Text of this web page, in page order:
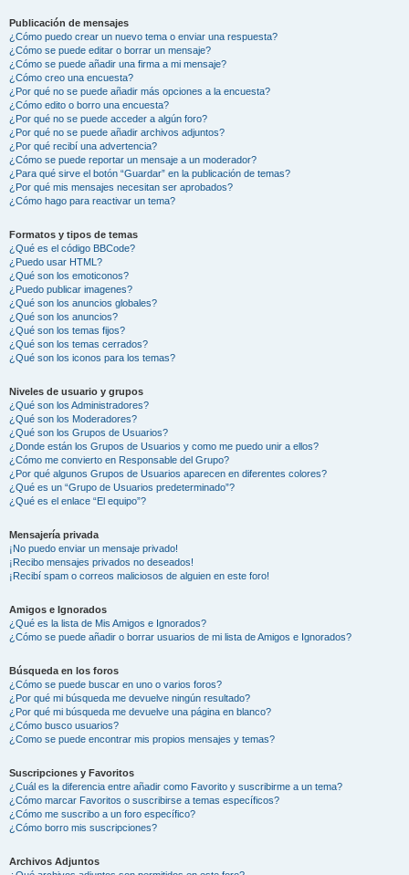
Publicación de mensajes
¿Cómo puedo crear un nuevo tema o enviar una respuesta?
¿Cómo se puede editar o borrar un mensaje?
¿Cómo se puede añadir una firma a mi mensaje?
¿Cómo creo una encuesta?
¿Por qué no se puede añadir más opciones a la encuesta?
¿Cómo edito o borro una encuesta?
¿Por qué no se puede acceder a algún foro?
¿Por qué no se puede añadir archivos adjuntos?
¿Por qué recibí una advertencia?
¿Cómo se puede reportar un mensaje a un moderador?
¿Para qué sirve el botón “Guardar” en la publicación de temas?
¿Por qué mis mensajes necesitan ser aprobados?
¿Cómo hago para reactivar un tema?
Formatos y tipos de temas
¿Qué es el código BBCode?
¿Puedo usar HTML?
¿Qué son los emoticonos?
¿Puedo publicar imagenes?
¿Qué son los anuncios globales?
¿Qué son los anuncios?
¿Qué son los temas fijos?
¿Qué son los temas cerrados?
¿Qué son los iconos para los temas?
Niveles de usuario y grupos
¿Qué son los Administradores?
¿Qué son los Moderadores?
¿Qué son los Grupos de Usuarios?
¿Donde están los Grupos de Usuarios y como me puedo unir a ellos?
¿Cómo me convierto en Responsable del Grupo?
¿Por qué algunos Grupos de Usuarios aparecen en diferentes colores?
¿Qué es un “Grupo de Usuarios predeterminado”?
¿Qué es el enlace “El equipo”?
Mensajería privada
¡No puedo enviar un mensaje privado!
¡Recibo mensajes privados no deseados!
¡Recibí spam o correos maliciosos de alguien en este foro!
Amigos e Ignorados
¿Qué es la lista de Mis Amigos e Ignorados?
¿Cómo se puede añadir o borrar usuarios de mi lista de Amigos e Ignorados?
Búsqueda en los foros
¿Cómo se puede buscar en uno o varios foros?
¿Por qué mi búsqueda me devuelve ningún resultado?
¿Por qué mi búsqueda me devuelve una página en blanco?
¿Cómo busco usuarios?
¿Como se puede encontrar mis propios mensajes y temas?
Suscripciones y Favoritos
¿Cuál es la diferencia entre añadir como Favorito y suscribirme a un tema?
¿Cómo marcar Favoritos o suscribirse a temas específicos?
¿Cómo me suscribo a un foro específico?
¿Cómo borro mis suscripciones?
Archivos Adjuntos